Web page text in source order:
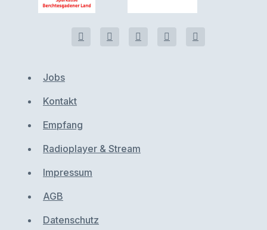
Jobs
Kontakt
Empfang
Radioplayer & Stream
Impressum
AGB
Datenschutz